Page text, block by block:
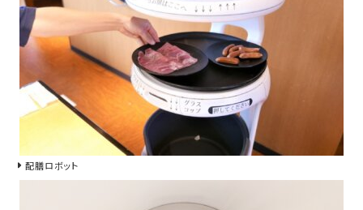
配膳ロボット